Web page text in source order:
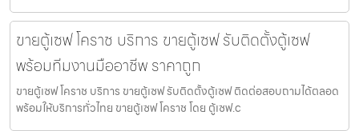
ขายตู้เซฟ โคราช บริการ ขายตู้เซฟ รับติดตั้งตู้เซฟ
พร้อมทีมงานมืออาชีพ ราคาถูก
ขายตู้เซฟ โคราช บริการ ขายตู้เซฟ รับติดตั้งตู้เซฟ ติดต่อสอบถามได้ตลอด
พร้อมให้บริการทั่วไทย ขายตู้เซฟ โคราช โดย ตู้เซฟ.c